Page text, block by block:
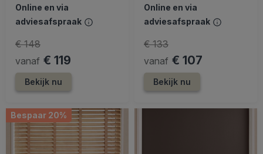
Online en via
adviesafspraak
vanaf € 119
€ 148
Bekijk nu
Online en via
adviesafspraak
vanaf € 107
€ 133
Bekijk nu
Bespaar 20%